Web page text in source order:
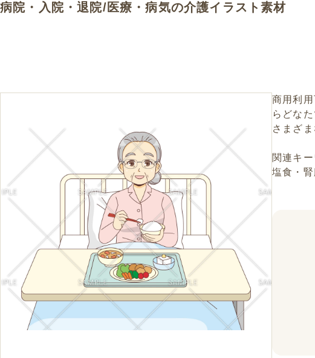
病院・入院・退院/医療・病気の介護イラスト素材
商用利
らどな
さまざ
関連キ
塩食・